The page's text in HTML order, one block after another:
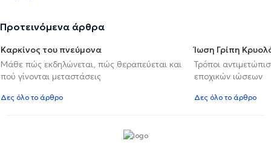
Προτεινόμενα άρθρα
Καρκίνος του πνεύμονα
Μάθε πώς εκδηλώνεται, πώς θεραπεύεται και
πού γίνονται μεταστάσεις
Δες όλο το άρθρο
Ίωση Γρίπη
Τρόποι
εποχικών ιώσεων
Δες όλο το άρθρο